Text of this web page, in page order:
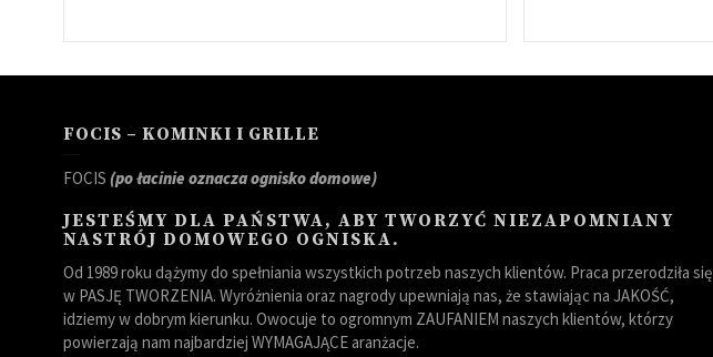
FOCIS – KOMINKI I GRILLE
FOCIS (po łacinie oznacza ognisko domowe)
JESTEŚMY DLA PAŃSTWA, ABY TWORZYĆ NIEZAPOMNIANY
NASTRÓJ DOMOWEGO OGNISKA.
Od 1989 roku dążymy do spełniania wszystkich potrzeb naszych klientów. Praca przerodziła się
w PASJĘ TWORZENIA. Wyróżnienia oraz nagrody upewniają nas, że stawiając na JAKOŚĆ,
idziemy w dobrym kierunku. Owocuje to ogromnym ZAUFANIEM naszych klientów, którzy
powierzają nam najbardziej WYMAGAJĄCE aranżacje.